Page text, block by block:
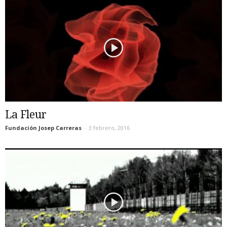
La Fleur
Fundación Josep Carreras - 3 febrero, 2016